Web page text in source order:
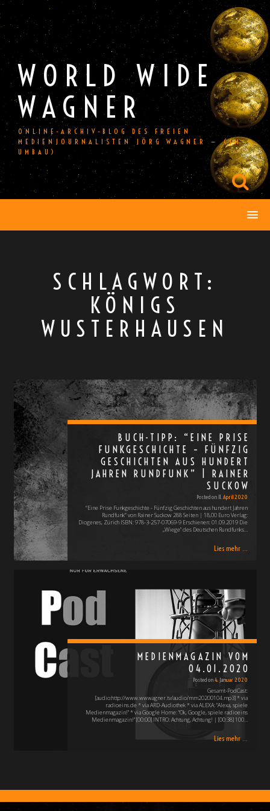
Skip
to
content
WORLD WIDE
WAGNER
ONLINE-ARCHIV-BLOG DES FREIEN
MEDIENJOURNALISTEN JÖRG WAGNER — (IM
UMBAU)
SCHLAGWORT:
KÖNIGS
WUSTERHAUSEN
BUCH-TIPP: “EINE PRISE
FUNKGESCHICHTE – FÜNFZIG
GESCHICHTEN AUS HUNDERT
JAHREN RUNDFUNK” | RAINER
SUCKOW
Posted on 11. April 2020
“Eine Prise Funkgeschichte - Fünfzig Geschichten aus hundert Jahren
Rundfunk” von Rainer Suckow 288 Seiten | 18,00 Euro Verlag:
Diogenes, Zürich ISBN: 978-3-257-07069-9 Erschienen: 01.09.2019 Die
„Wiege" des Deutschen Rundfunks…
Lies mehr ...
MEDIENMAGAZIN VOM
04.01.2020
Posted on4. Januar 2020
Gesamt-PodCast:
[audio:http://www.wwwagner.tv/audio/mm20200104.mp3] * via
radioeins.de * via ARD-Audiothek * via ALEXA: "Alexa, spiele
Medienmagazin!" * via Google Home: "Ok, Google, spiele radioeins
Medienmagazin!" [00:00] INTRO: Achtung, Achtung! | [00:38] 100…
Lies mehr ...